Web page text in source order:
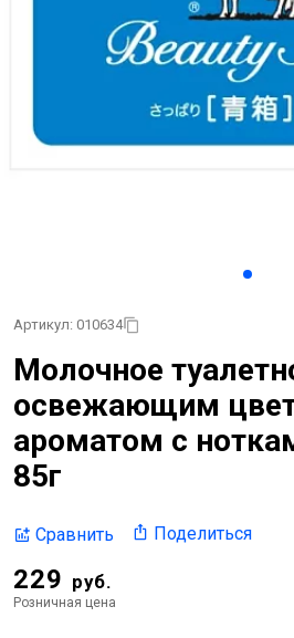
Артикул: 010634
Молочное
освежающим
ароматом с
85г
Сравнить Поделиться
229 руб.
Розничная цена